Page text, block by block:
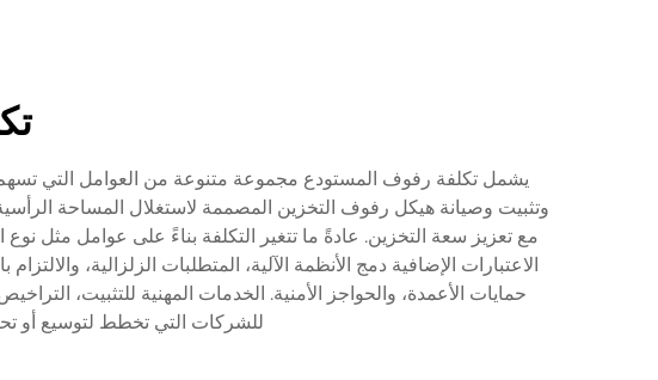
يشمل تكلفة رفوف المستودع مجموعة متنوعة من العوامل التي تسهم
وتثبيت وصيانة هيكل رفوف التخزين المصممة لاستغلال المساحة
مع تعزيز سعة التخزين. عادةً ما تتغير التكلفة بناءً على عوامل مثل
الاعتبارات الإضافية دمج الأنظمة الآلية، المتطلبات الزلزالية،
حمايات الأعمدة، والحواجز الأمنية. الخدمات المهنية للتثبيت،
للشركات التي تخطط لتوسيع أو